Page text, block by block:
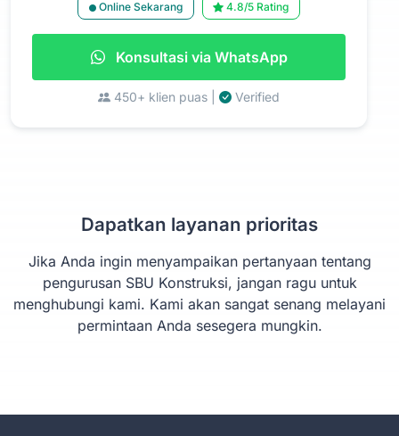
Online Sekarang 4.8/5 Rating
Konsultasi via WhatsApp
450+ klien puas | Verified
Dapatkan layanan prioritas
Jika Anda ingin menyampaikan pertanyaan tentang
pengurusan SBU Konstruksi, jangan ragu untuk
menghubungi kami. Kami akan sangat senang melayani
permintaan Anda sesegera mungkin.